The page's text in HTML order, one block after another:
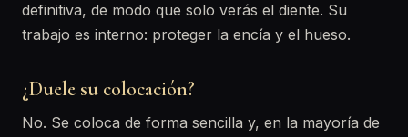
definitiva, de modo que solo verás el diente. Su
trabajo es interno: proteger la encía y el hueso.
¿Duele su colocación?
No. Se coloca de forma sencilla y, en la mayoría de